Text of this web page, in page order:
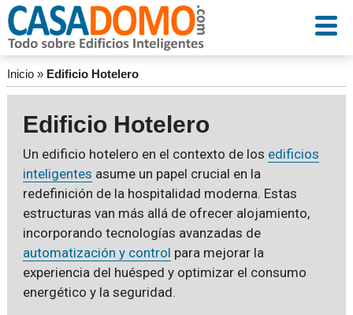
Inicio» Edificio Hotelero
Edificio Hotelero
Un edificio hotelero en el contexto de los edificios
inteligentes asume un papel crucial en la
redefinición de la hospitalidad moderna. Estas
estructuras van más allá de ofrecer alojamiento,
incorporando tecnologías avanzadas de
automatización y control para mejorar la
experiencia del huésped y optimizar el consumo
energético y la seguridad.